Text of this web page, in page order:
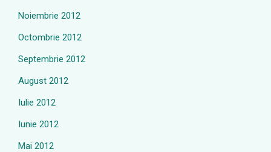
Noiembrie 2012
Octombrie 2012
Septembrie 2012
August 2012
Iulie 2012
Iunie 2012
Mai 2012